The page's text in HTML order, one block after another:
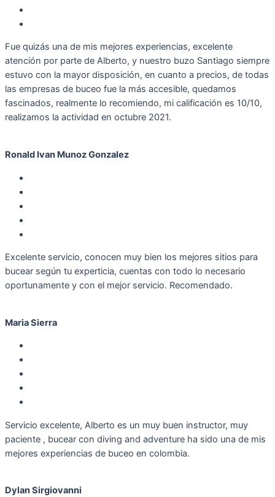
Fue quizás una de mis mejores experiencias, excelente
atención por parte de Alberto, y nuestro buzo Santiago siempre
estuvo con la mayor disposición, en cuanto a precios, de todas
las empresas de buceo fue la más accesible, quedamos
fascinados, realmente lo recomiendo, mi calificación es 10/10,
realizamos la actividad en octubre 2021.
Ronald Ivan Munoz Gonzalez
Excelente servicio, conocen muy bien los mejores sitios para
bucear según tu experticia, cuentas con todo lo necesario
oportunamente y con el mejor servicio. Recomendado.
Maria Sierra
Servicio excelente, Alberto es un muy buen instructor, muy
paciente , bucear con diving and adventure ha sido una de mis
mejores experiencias de buceo en colombia.
Dylan Sirgiovanni